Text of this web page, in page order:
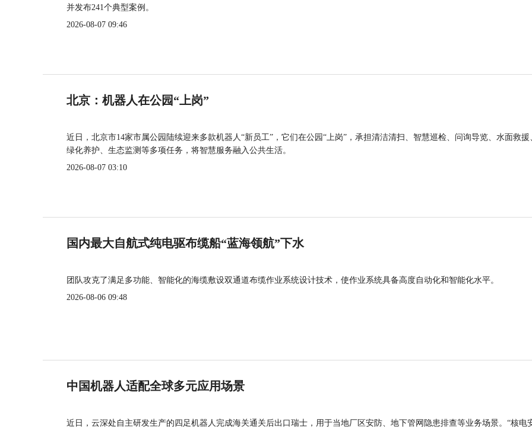
并发布241个典型案例。
2026-08-07 09:46
北京：机器人在公园“上岗”
近日，北京市14家市属公园陆续迎来多款机器人“新员工”，它们在公园“上岗”，承担清洁清扫、智慧巡检、问询导览、水面救援
绿化养护、生态监测等多项任务，将智慧服务融入公共生活。
2026-08-07 03:10
国内最大自航式纯电驱布缆船“蓝海领航”下水
团队攻克了满足多功能、智能化的海缆敷设双通道布缆作业系统设计技术，使作业系统具备高度自动化和智能化水平。
2026-08-06 09:48
中国机器人适配全球多元应用场景
近日，云深处自主研发生产的四足机器人完成海关通关后出口瑞士，用于当地厂区安防、地下管网隐患排查等业务场景。“核电